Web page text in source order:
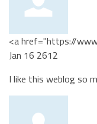
<a href="https://
Jan 16 2612
I like this weblog so